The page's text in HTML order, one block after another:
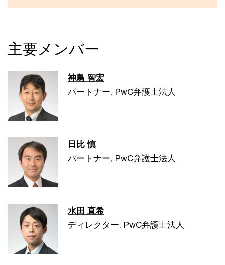
主要メンバー
神鳥 智宏
パートナー, PwC弁護士法人
日比 慎
パートナー, PwC弁護士法人
水田 直希
ディレクター, PwC弁護士法人